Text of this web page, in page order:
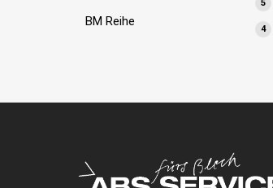
5
BM Reihe
44